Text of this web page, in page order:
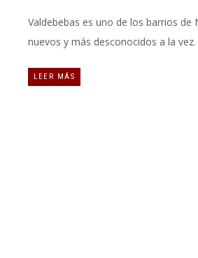
Valdebebas es uno de los barrios de
nuevos y más desconocidos a la
LEER MÁS